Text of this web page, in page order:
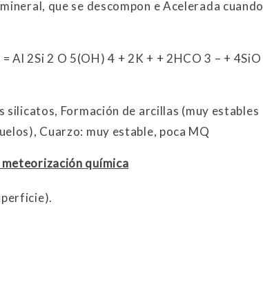
que se descompon e Acelerada cuando
Al 2Si 2 O 5(OH) 4 + 2K + + 2HCO 3 – + 4SiO
Formación de arcillas (muy estables
Cuarzo: muy estable, poca MQ
química